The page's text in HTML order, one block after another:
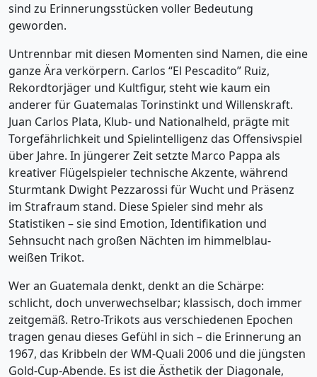
sind zu Erinnerungsstücken voller Bedeutung
geworden.
Untrennbar mit diesen Momenten sind Namen, die eine
ganze Ära verkörpern. Carlos “El Pescadito” Ruiz,
Rekordtorjäger und Kultfigur, steht wie kaum ein
anderer für Guatemalas Torinstinkt und Willenskraft.
Juan Carlos Plata, Klub- und Nationalheld, prägte mit
Torgefährlichkeit und Spielintelligenz das Offensivspiel
über Jahre. In jüngerer Zeit setzte Marco Pappa als
kreativer Flügelspieler technische Akzente, während
Sturmtank Dwight Pezzarossi für Wucht und Präsenz
im Strafraum stand. Diese Spieler sind mehr als
Statistiken – sie sind Emotion, Identifikation und
Sehnsucht nach großen Nächten im himmelblau-
weißen Trikot.
Wer an Guatemala denkt, denkt an die Schärpe:
schlicht, doch unverwechselbar; klassisch, doch immer
zeitgemäß. Retro-Trikots aus verschiedenen Epochen
tragen genau dieses Gefühl in sich – die Erinnerung an
1967, das Kribbeln der WM-Quali 2006 und die jüngsten
Gold-Cup-Abende. Es ist die Ästhetik der Diagonale,